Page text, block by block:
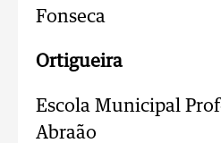
Fonseca
Ortigueira
Escola Municipal
Abraão